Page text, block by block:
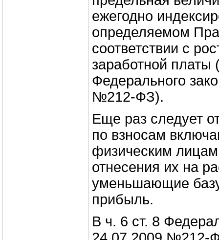
ежегодно
определяемом
соответствии с
заработной платы
Федерального
№212‑ФЗ).
Еще раз следует
по взносам
физическим
отнесения их на
уменьшающие
прибыль.
В ч. 6 ст. 8